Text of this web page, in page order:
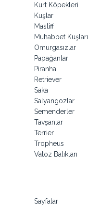
Kurt Köpekleri
Kuşlar
Mastiff
Muhabbet Kuşları
Omurgasızlar
Papağanlar
Piranha
Retriever
Saka
Salyangozlar
Semenderler
Tavşanlar
Terrier
Tropheus
Vatoz Balıkları
Sayfalar